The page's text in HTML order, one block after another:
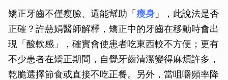
矯正牙齒不僅瘦臉、還能幫助「 瘦身 」，此說法是否
正確？許慈娟醫師解釋，矯正中的牙齒在移動時會出
現「酸軟感」，確實會使患者吃東西較不方便；更有
不少患者在矯正期間，自覺牙齒清潔變得麻煩許多，
乾脆選擇節食或直接不吃正餐。另外，當咀嚼頻率降